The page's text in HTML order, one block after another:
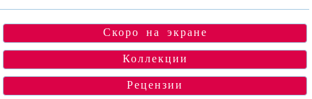
Скоро на экране
Коллекции
Рецензии